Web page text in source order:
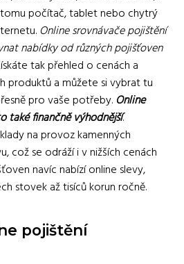
počítač, tablet nebo chytrý
Online srovnávače pojištění
nabídky od různých pojišťoven
tak přehled o cenách a
produktů a můžete si vybrat tu
pro vaše potřeby. Online
také finančně výhodnější.
na provoz kamenných
což se odráží i v nižších cenách
navíc nabízí online slevy,
stovek až tisíců korun ročně.
pojištění